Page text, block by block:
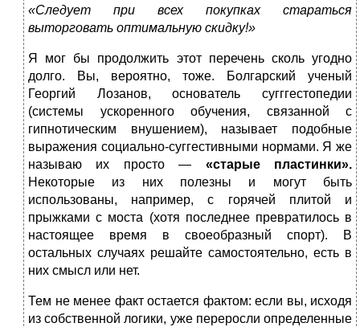
«Следует при всех покупках стараться
выторговать оптимальную скидку!»
Я мог бы продолжить этот перечень сколь угодно
долго. Вы, вероятно, тоже. Болгарский ученый
Георгий Лозанов, основатель сугггестопедии
(системы ускоренного обучения, связанной с
гипнотическим внушением), называет подобные
выражения социально-суггестивными нормами. Я же
называю их просто — «старые пластинки».
Некоторые из них полезны и могут быть
использованы, например, с горячей плитой и
прыжками с моста (хотя последнее превратилось в
настоящее время в своеобразный спорт). В
остальных случаях решайте самостоятельно, есть в
них смысл или нет.
Тем не менее факт остается фактом: если вы, исходя
из собственной логики, уже переросли определенные